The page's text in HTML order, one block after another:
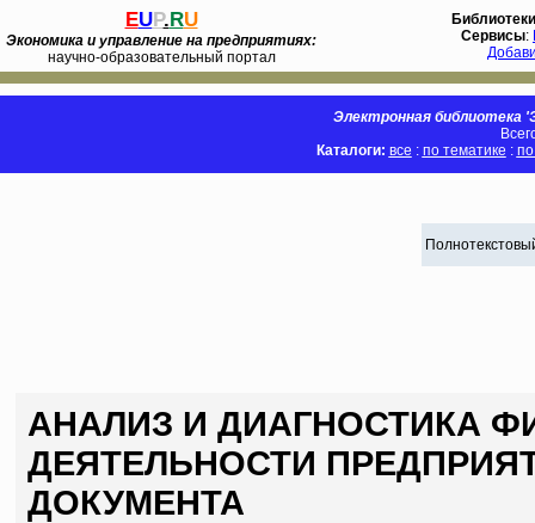
EUP.RU
Экономика и управление на предприятиях:
научно-образовательный портал
Библиотеки
Сервисы:
Электронная библиотека
Каталоги: все : по тематике :
АНАЛИЗ И ДИАГНОСТИКА
ДЕЯТЕЛЬНОСТИ
ДОКУМЕНТА